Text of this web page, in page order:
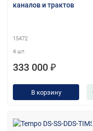
каналов и трактов
15472
4 шт.
333 000 ₽
В корзину